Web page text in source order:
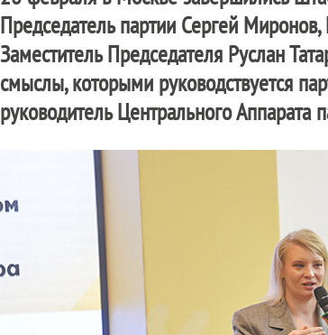
Председатель партии Сергей
Заместитель Председателя Руслан
смыслы, которыми руководствуется
руководитель Центрального Аппарата